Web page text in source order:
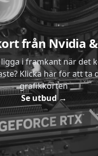
från Nvidia
i framkant när det
Klicka här för att ta
grafikkorten
Se utbud→